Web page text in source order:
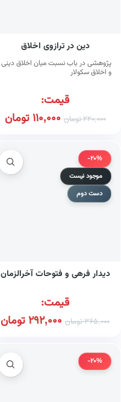
دین در ترازوی اخلاق
پژوهشی در باب نسبت میان اخلاق دینی
و اخلاق سکولار
قیمت:
220,000تومان 110,000تومان
-20%
موجود نیست
دست دوم
دیدار فرهی و فتوحات آخرالزمان
قیمت:
365,000تومان 292,000تومان
-20%